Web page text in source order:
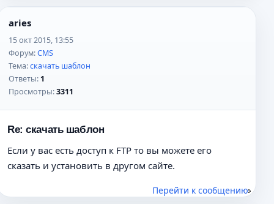
aries
15 окт 2015, 13:55
Форум:CMS
Тема:скачать шаблон
Ответы: 1
Просмотры:3311
Re: скачать шаблон
Если у вас есть доступ к FTP то вы можете его
сказать и установить в другом сайте.
Перейти к сообщению